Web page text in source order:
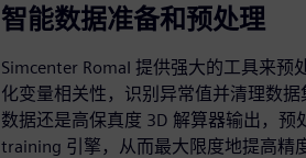
智能数据准备和预处理
Simcenter RomaI 提供强大的工具来
化变量相关性，识别异常值并清理数
数据还是高保真度 3D 解算器输出，
training 引擎，从而最大限度地提高精